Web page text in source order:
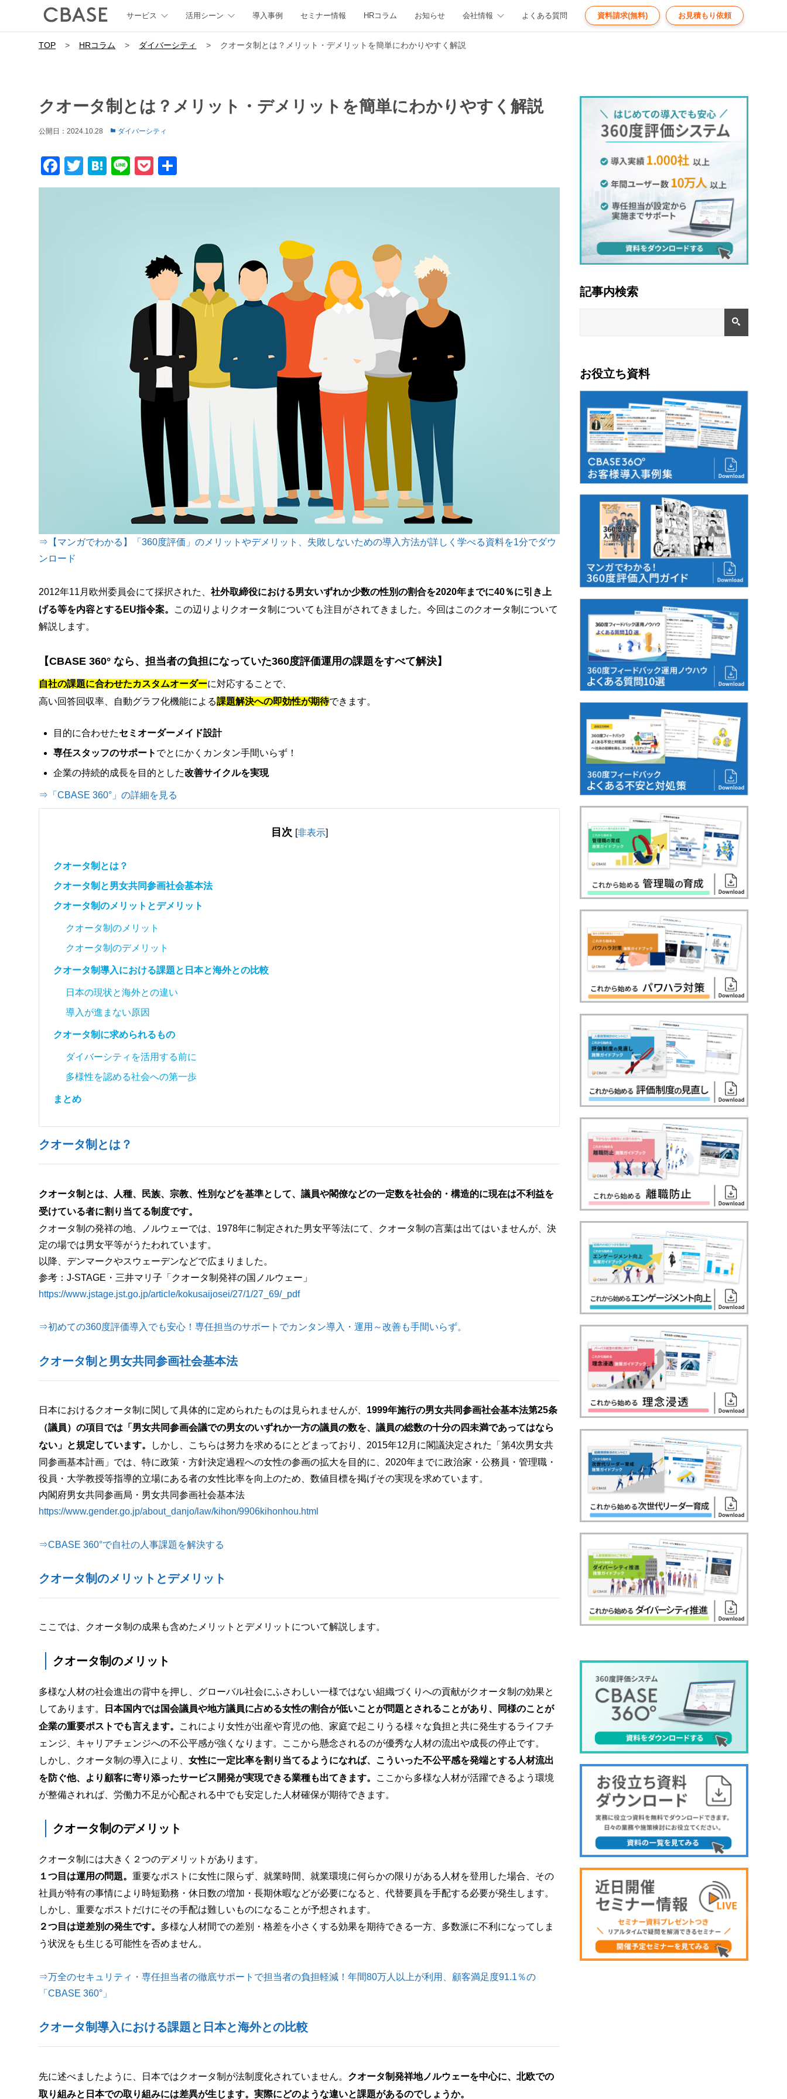
サービス 活用シーン 導入事例 セミナー情報 HRコラム お知らせ 会社情報 よくある質問 資料請求(無料) お見積もり依頼
TOP > HRコラム > ダイバーシティ > クオータ制とは？メリット・デメリットを簡単にわかりやすく解説
クオータ制とは？メリット・デメリットを簡単にわかりやすく解説
公開日：2024.10.28 ダイバーシティ
Facebook
Twitter
Hatena
LinePocket
有
⇒【マンガでわかる】「360度評価」のメリットやデメリット、失敗しないための導入方法が詳しく学べる資料を1分でダウ
ンロード
2012年11月欧州委員会にて採択された、 社外取締役における男女いずれか少数の性別の割合を2020年までに40％に引き上
げる等を内容とするEU指令案。
この辺りよりクオータ制についても注目がされてきました。今回はこのクオータ制について
解説します。
【CBASE 360° なら、担当者の負担になっていた360度評価運用の課題をすべて解決】
自社の課題に合わせたカスタムオーダーに対応することで、
高い回答回収率、自動グラフ化機能による課題解決への即効性が期待できます。
目的に合わせたセミオーダーメイド設計
専任スタッフのサポート でとにかくカンタン手間いらず！
企業の持続的成長を目的とした改善サイクルを実現
⇒「CBASE 360°」の詳細を見る
目次 [非表示]
クオータ制とは？
クオータ制と男女共同参画社会基本法
クオータ制のメリットとデメリット
クオータ制のメリット
クオータ制のデメリット
クオータ制導入における課題と日本と海外との比較
日本の現状と海外との違い
導入が進まない原因
クオータ制に求められるもの
ダイバーシティを活用する前に
多様性を認める社会への第一歩
まとめ
クオータ制とは？
クオータ制とは、人種、民族、宗教、性別などを基準として、議員や閣僚などの一定数を社会的・構造的に現在は不利益を
受けている者に割り当てる制度です。
クオータ制の発祥の地、ノルウェーでは、1978年に制定された男女平等法にて、クオータ制の言葉は出てはいませんが、決
定の場では男女平等がうたわれています。
以降、デンマークやスウェーデンなどで広まりました。
参考：J-STAGE・三井マリ子「クオータ制発祥の国ノルウェー」
https://www.jstage.jst.go.jp/article/kokusaijosei/27/1/27_69/_pdf
⇒初めての360度評価導入でも安心！専任担当のサポートでカンタン導入・運用～改善も手間いらず。
クオータ制と男女共同参画社会基本法
日本におけるクオータ制に関して具体的に定められたものは見られませんが、 1999年施行の男女共同参画社会基本法第25条
（議員）の項目では「男女共同参画会議での男女のいずれか一方の議員の数を、議員の総数の十分の四未満であってはなら
ない」と規定しています。
しかし、こちらは努力を求めるにとどまっており、2015年12月に閣議決定された「第4次男女共
同参画基本計画」では、特に政策・方針決定過程への女性の参画の拡大を目的に、2020年までに政治家・公務員・管理職・
役員・大学教授等指導的立場にある者の女性比率を向上のため、数値目標を掲げその実現を求めています。
内閣府男女共同参画局・男女共同参画社会基本法
https://www.gender.go.jp/about_danjo/law/kihon/9906kihonhou.html
⇒CBASE 360°で自社の人事課題を解決する
クオータ制のメリットとデメリット
ここでは、クオータ制の成果も含めたメリットとデメリットについて解説します。
クオータ制のメリット
多様な人材の社会進出の背中を押し、グローバル社会にふさわしい一様ではない組織づくりへの貢献がクオータ制の効果と
してあります。
日本国内では国会議員や地方議員に占める女性の割合が低いことが問題とされることがあり、同様のことが
企業の重要ポストでも言えます。
これにより女性が出産や育児の他、家庭で起こりうる様々な負担と共に発生するライフチ
ェンジ、キャリアチェンジへの不公平感が強くなります。ここから懸念されるのが優秀な人材の流出や成長の停止です。
しかし、クオータ制の導入により、 女性に一定比率を割り当てるようになれば、こういった不公平感を発端とする人材流出
を防ぐ他、より顧客に寄り添ったサービス開発が実現できる業種も出てきます。
ここから多様な人材が活躍できるよう環境
が整備されれば、労働力不足が心配される中でも安定した人材確保が期待できます。
クオータ制のデメリット
クオータ制には大きく２つのデメリットがあります。
１つ目は運用の問題。 重要なポストに女性に限らず、就業時間、就業環境に何らかの限りがある人材を登用した場合、その
社員が特有の事情により時短勤務・休日数の増加・長期休暇などが必要になると、代替要員を手配する必要が発生します。
しかし、重要なポストだけにその手配は難しいものになることが予想されます。
２つ目は逆差別の発生です。 多様な人材間での差別・格差を小さくする効果を期待できる一方、多数派に不利になってしま
う状況をも生じる可能性を否めません。
⇒万全のセキュリティ・専任担当者の徹底サポートで担当者の負担軽減！年間80万人以上が利用、顧客満足度91.1％の
「CBASE 360°」
クオータ制導入における課題と日本と海外との比較
先に述べましたように、日本ではクオータ制が法制度化されていません。 クオータ制発祥地ノルウェーを中心に、北欧での
取り組みと日本での取り組みには差異が生じます。実際にどのような違いと課題があるのでしょうか。
記事内検索
お役立ち資料